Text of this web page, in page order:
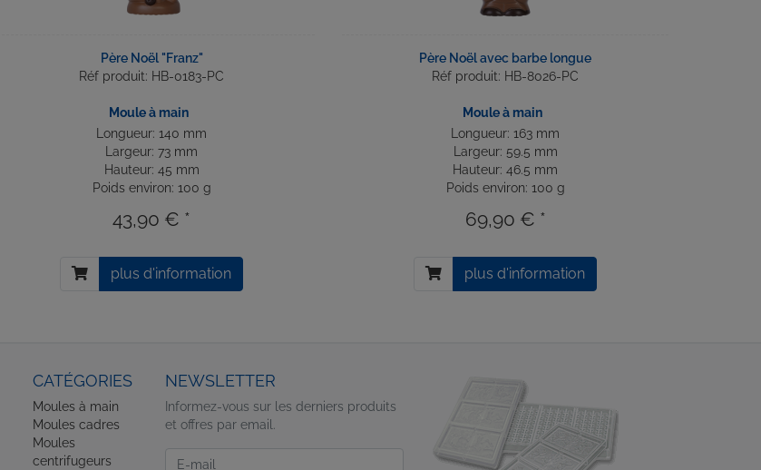
Père Noël "Franz"
Réf produit: HB-0183-PC
Moule à main
Longueur: 140 mm
Largeur: 73 mm
Hauteur: 45 mm
Poids environ: 100 g
43,90 € *
plus d'information
Père Noël avec barbe longue
Réf produit: HB-8026-PC
Moule à main
Longueur: 163 mm
Largeur: 59.5 mm
Hauteur: 46.5 mm
Poids environ: 100 g
69,90 € *
plus d'information
CATÉGORIES
Moules à main
Moules cadres
Moules
centrifugeurs
NEWSLETTER
Informez-vous sur les derniers produits
et offres par email.
Newsletter